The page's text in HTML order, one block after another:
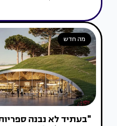
מה חדש
"בעתיד לא נבנה